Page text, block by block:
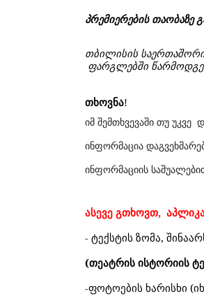
პრემიერების თაობაზე
თბილისის
ფარგლებში
თხოვნა!
იმ შემთხვევაში თუ
ინფორმაცია
ინფორმაციის
ასევე გთხოვთ,
- ტექსტის ზომა,
(თეატრის ისტორიის
-ფოტოების ხარისხი